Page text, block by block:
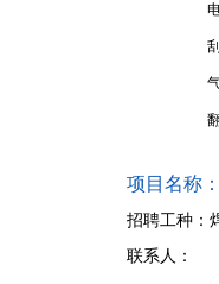
项目名称
招聘工种：
联系人：